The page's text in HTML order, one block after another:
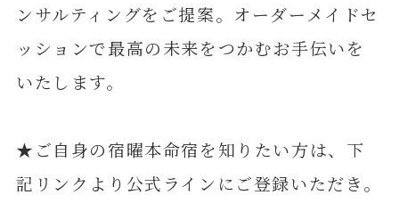
ンサルティングをご提案。オーダーメイドセ
ッションで最高の未来をつかむお手伝いを
いたします。
★ご自身の宿曜本命宿を知りたい方は、下
記リンクより公式ラインにご登録いただき。